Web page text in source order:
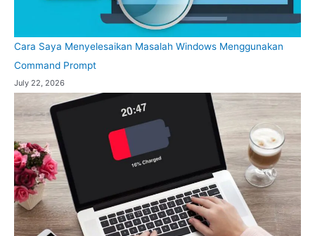
Cara Saya Menyelesaikan Masalah Windows Menggunakan
Command Prompt
July 22, 2026